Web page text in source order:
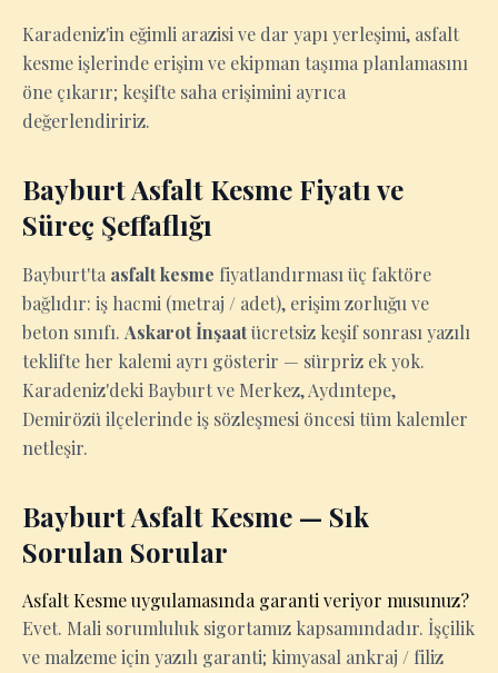
Karadeniz'in eğimli arazisi ve dar yapı yerleşimi, asfalt
kesme işlerinde erişim ve ekipman taşıma planlamasını
öne çıkarır; keşifte saha erişimini ayrıca
değerlendiririz.
Bayburt Asfalt Kesme Fiyatı ve
Süreç Şeffaflığı
Bayburt'ta asfalt kesme fiyatlandırması üç faktöre
bağlıdır: iş hacmi (metraj / adet), erişim zorluğu ve
beton sınıfı. Askarot İnşaatücretsiz keşif sonrası yazılı
teklifte her kalemi ayrı gösterir — sürpriz ek yok.
Karadeniz'deki Bayburt ve Merkez, Aydıntepe,
Demirözü ilçelerinde iş sözleşmesi öncesi tüm kalemler
netleşir.
Bayburt Asfalt Kesme — Sık
Sorulan Sorular
Asfalt Kesme uygulamasında garanti veriyor musunuz?
Evet. Mali sorumluluk sigortamız kapsamındadır. İşçilik
ve malzeme için yazılı garanti; kimyasal ankraj / filiz